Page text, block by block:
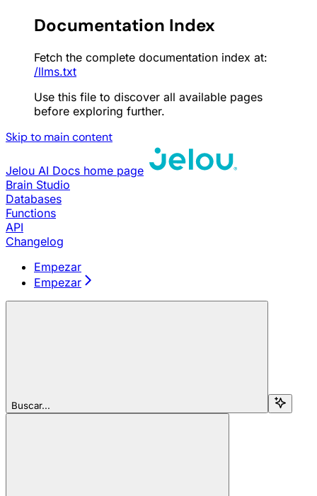
Documentation Index
Fetch the complete documentation index at:
/llms.txt
Use this file to discover all available pages
before exploring further.
Skip to main content
Jelou AI Docs home page
Brain Studio
Databases
Functions
API
Changelog
Empezar
Empezar
Buscar...